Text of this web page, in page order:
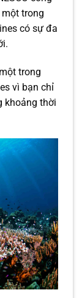
trong
có sự đa
trong
vì bạn ​​chỉ
khoảng thời